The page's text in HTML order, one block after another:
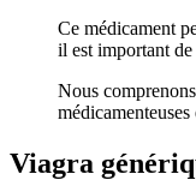
Ce médicament
il est important
Nous
médicamenteuses
Viagra